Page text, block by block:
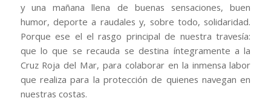
y una mañana llena de buenas sensaciones, buen
humor, deporte a raudales y, sobre todo, solidaridad.
Porque ese el el rasgo principal de nuestra travesía:
que lo que se recauda se destina íntegramente a la
Cruz Roja del Mar, para colaborar en la inmensa labor
que realiza para la protección de quienes navegan en
nuestras costas.